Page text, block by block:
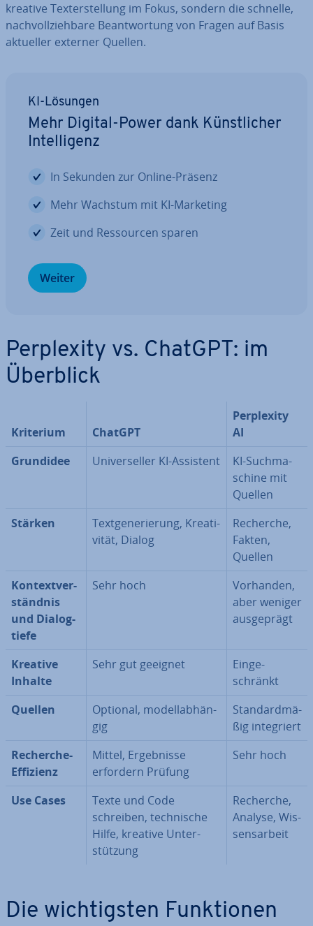
kreative Tex­terstel­lung im Fokus, sondern die schnelle,
nach­voll­zieh­ba­re Be­ant­wor­tung von Fragen auf Basis
aktueller externer Quellen.
KI-Lösungen
Mehr Digital-Power dank Künst­li­cher
In­tel­li­genz
In Sekunden zur Online-Präsenz
Mehr Wachstum mit KI-Marketing
Zeit und Res­sour­cen sparen
Weiter
Per­ple­xi­ty vs. ChatGPT: im
Überblick
Kriterium ChatGPT
Per­ple­xi­ty
AI
Grundidee
Uni­ver­sel­ler KI-Assistent
KI-Such­ma­
schi­ne mit
Quellen
Stärken
Text­ge­ne­rie­rung, Krea­ti­
vi­tät, Dialog
Recherche,
Fakten,
Quellen
Kon­text­ver­
ständ­nis
und Dia­log­
tie­fe
Sehr hoch
Vorhanden,
aber weniger
aus­ge­prägt
Kreative
Inhalte
Sehr gut geeignet
Ein­ge­
schränkt
Quellen
Optional, mo­dell­ab­hän­
gig
Stan­dard­mä­
ßig in­te­griert
Recherche-
Effizienz
Mittel, Er­geb­nis­se
erfordern Prüfung
Sehr hoch
Use Cases
Texte und Code
schreiben, tech­ni­sche
Hilfe, kreative Un­ter­
stüt­zung
Recherche,
Analyse, Wis­
sens­ar­beit
Die wich­tigs­ten Funk­tio­nen